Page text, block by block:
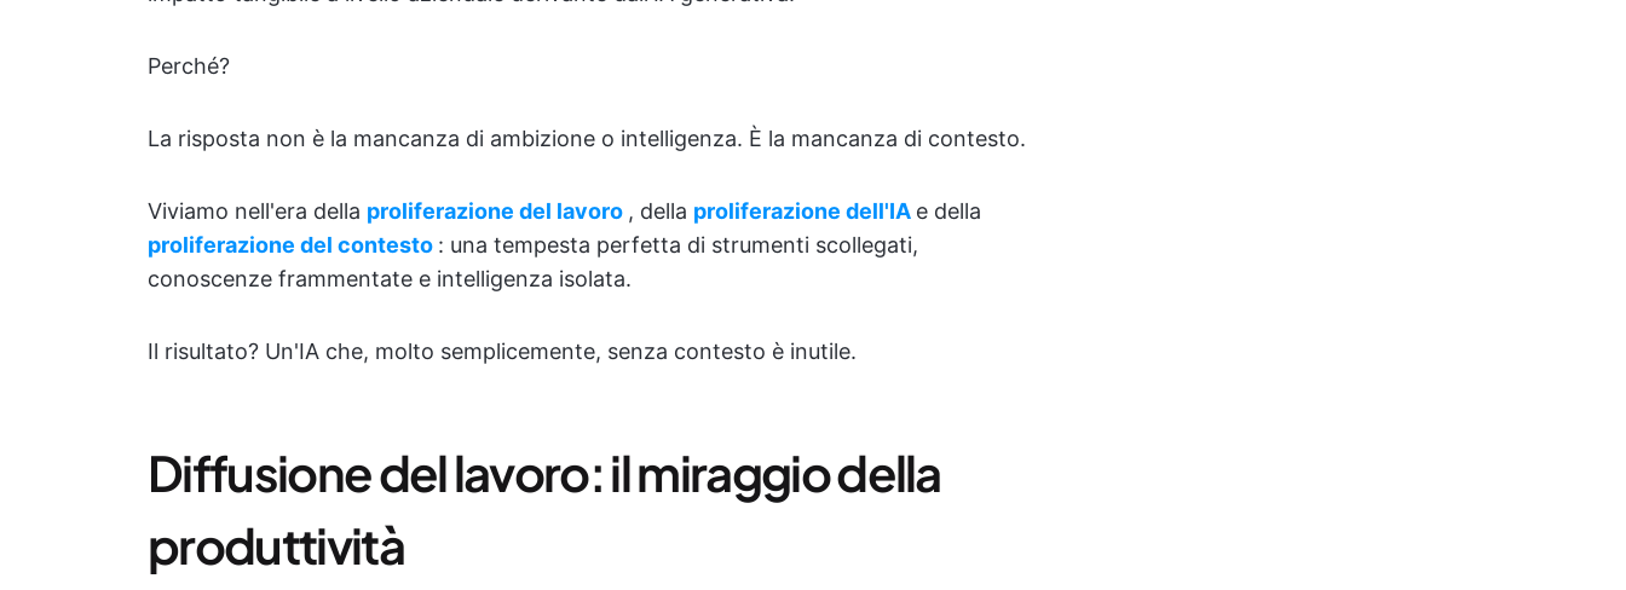
Perché?
La risposta non è la mancanza di ambizione o intelligenza. È la mancanza di contesto.
Viviamo nell'era della proliferazione del lavoro , della proliferazione dell'IA e della
proliferazione del contesto : una tempesta perfetta di strumenti scollegati,
conoscenze frammentate e intelligenza isolata.
Il risultato? Un'IA che, molto semplicemente, senza contesto è inutile.
Diffusione del lavoro: il miraggio della
produttività